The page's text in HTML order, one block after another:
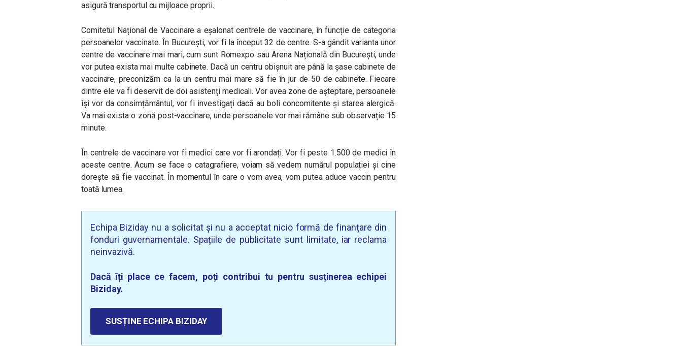
asigură transportul cu mijloace proprii.
Comitetul Național de Vaccinare a eșalonat centrele de vaccinare, în funcție de categoria
persoanelor vaccinate. În București, vor fi la început 32 de centre. S-a gândit varianta unor
centre de vaccinare mai mari, cum sunt Romexpo sau Arena Națională din București, unde
vor putea exista mai multe cabinete. Dacă un centru obișnuit are până la șase cabinete de
vaccinare, preconizăm ca la un centru mai mare să fie în jur de 50 de cabinete. Fiecare
dintre ele va fi deservit de doi asistenți medicali. Vor avea zone de așteptare, persoanele
își vor da consimțământul, vor fi investigați dacă au boli concomitente și starea alergică.
Va mai exista o zonă post-vaccinare, unde persoanele vor mai rămâne sub observație 15
minute.
În centrele de vaccinare vor fi medici care vor fi arondați. Vor fi peste 1.500 de medici în
aceste centre. Acum se face o catagrafiere, voiam să vedem numărul populației și cine
dorește să fie vaccinat. În momentul în care o vom avea, vom putea aduce vaccin pentru
toată lumea.
Echipa Biziday nu a solicitat și nu a acceptat nicio formă de finanțare din
fonduri guvernamentale. Spațiile de publicitate sunt limitate, iar reclama
neinvazivă.
Dacă îți place ce facem, poți contribui tu pentru susținerea echipei
Biziday.
SUSȚINE ECHIPA BIZIDAY